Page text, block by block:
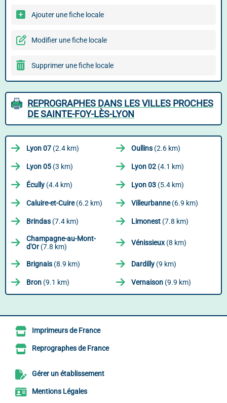
Ajouter une fiche locale
Modifier une fiche locale
Supprimer une fiche locale
REPROGRAPHES DANS LES VILLES PROCHES
DE SAINTE-FOY-LÈS-LYON
Lyon 07 (2.4 km) Oullins (2.6 km)
Lyon 05 (3 km) Lyon 02 (4.1 km)
Écully (4.4 km) Lyon 03 (5.4 km)
Caluire-et-Cuire(6.2 km) Villeurbanne(6.9 km)
Brindas (7.4 km) Limonest (7.8 km)
Champagne-au-Mont-
d'Or(7.8 km) Vénissieux(8 km)
Brignais (8.9 km) Dardilly (9 km)
Bron (9.1 km) Vernaison (9.9 km)
Imprimeurs de France
Reprographes de France
Gérer un établissement
Mentions Légales